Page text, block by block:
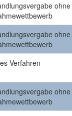
ohne
ohne
Verfahren
ohne